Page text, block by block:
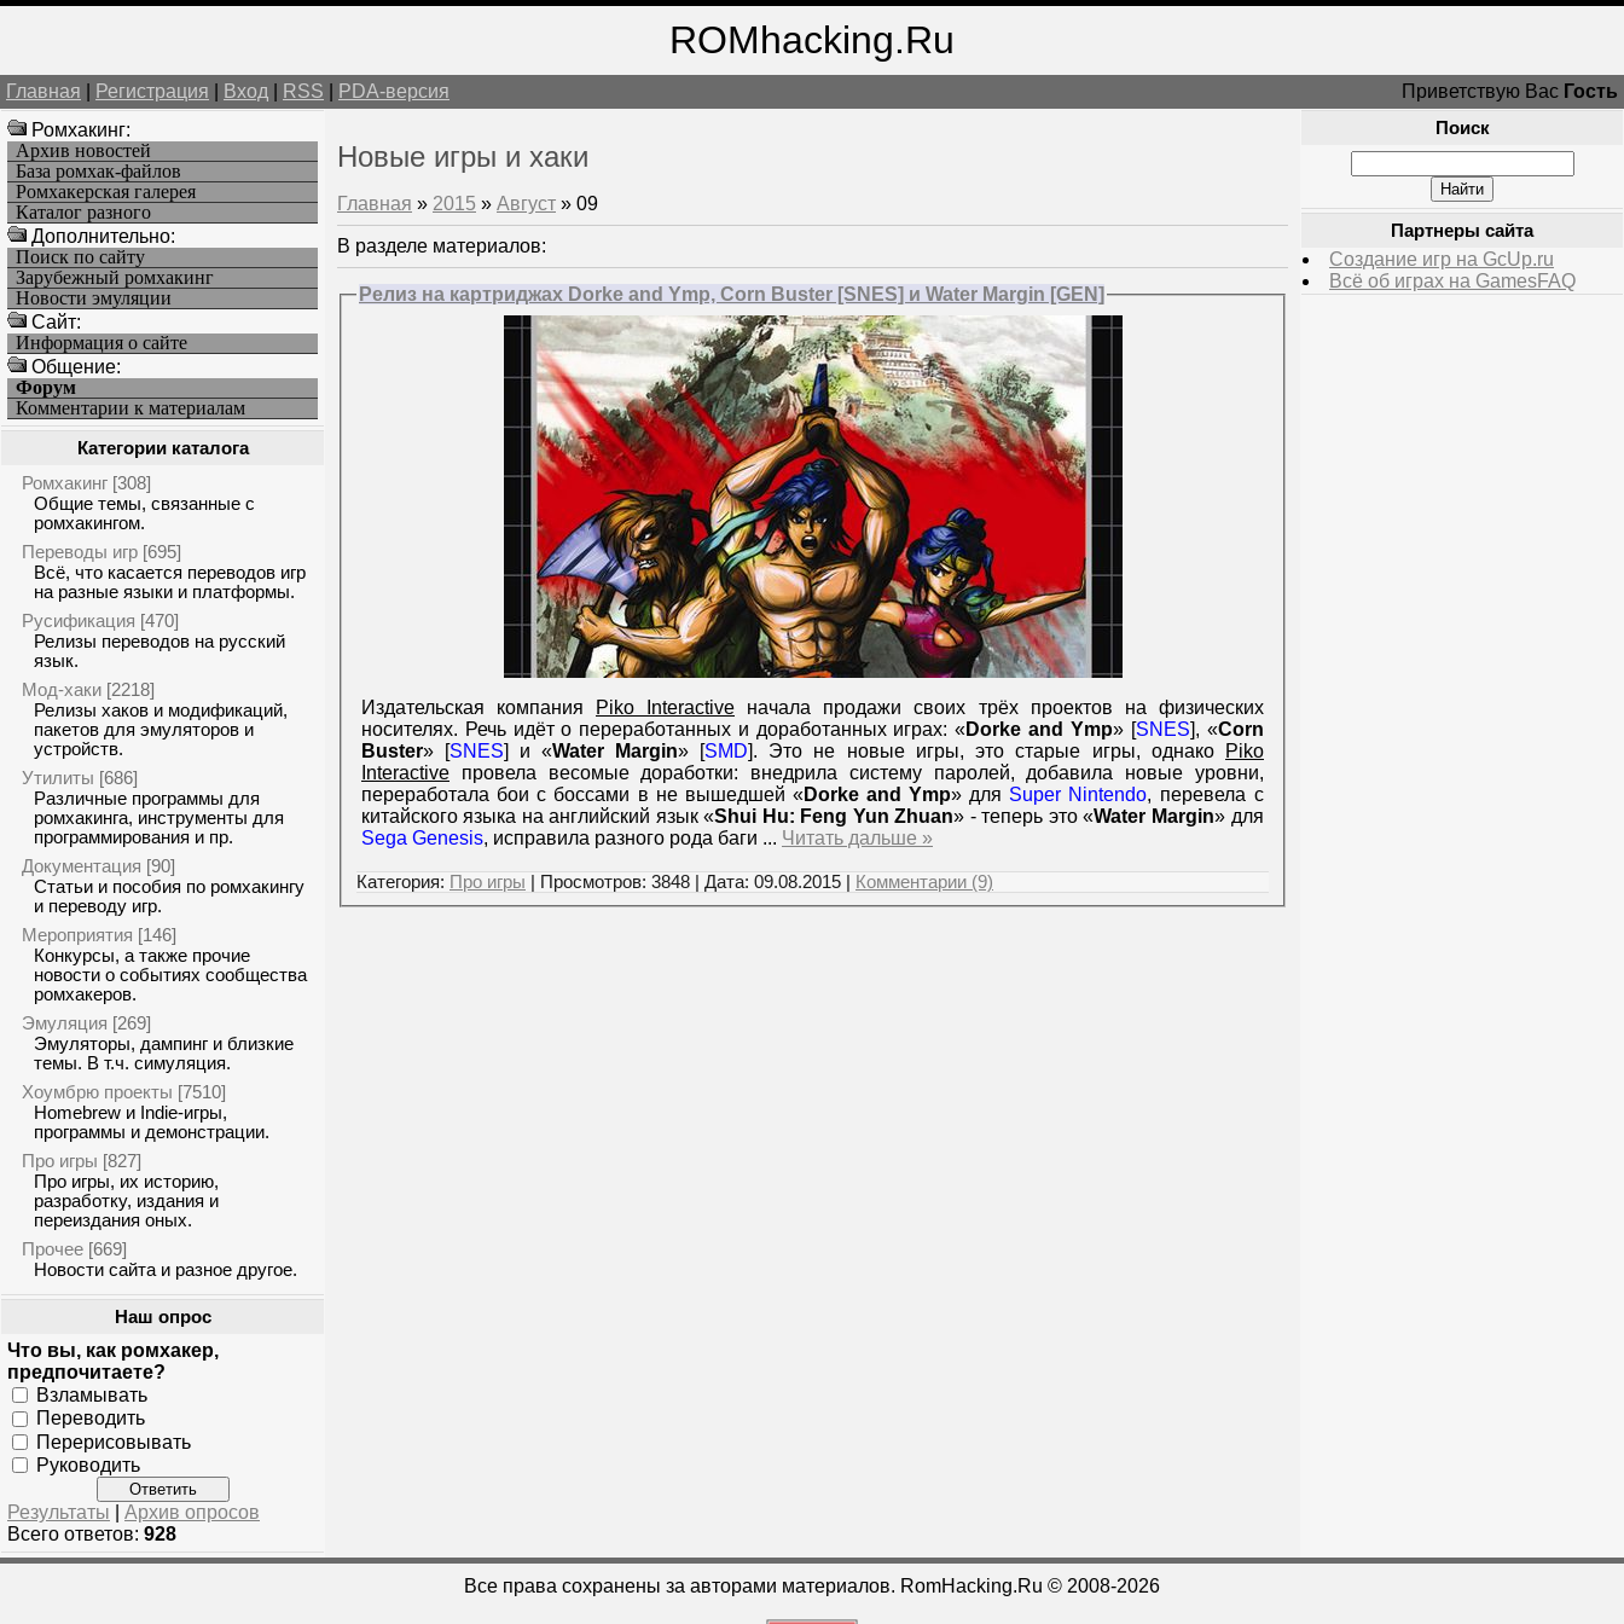
ROMhacking.Ru
Главная Регистрация Вход RSS PDA-версия Приветствую Вас Гость
Ромхакинг:
Архив новостей
База ромхак-файлов
Ромхакерская галерея
Каталог разного
Дополнительно:
Поиск по сайту
Зарубежный ромхакинг
Новости эмуляции
Cайт:
Информация о сайте
Общение:
Форум
Комментарии к материалам
Категории каталога
Ромхакинг [308]
Общие темы, связанные с
ромхакингом.
Переводы игр [695]
Всё, что касается переводов игр
на разные языки и платформы.
Русификация [470]
Релизы переводов на русский
язык.
Мод-хаки [2218]
Релизы хаков и модификаций,
пакетов для эмуляторов и
устройств.
Утилиты [686]
Различные программы для
ромхакинга, инструменты для
программирования и пр.
Документация [90]
Статьи и пособия по ромхакингу
и переводу игр.
Мероприятия [146]
Конкурсы, а также прочие
новости о событиях сообщества
ромхакеров.
Эмуляция [269]
Эмуляторы, дампинг и близкие
темы. В т.ч. симуляция.
Хоумбрю проекты [7510]
Homebrew и Indie-игры,
программы и демонстрации.
Про игры [827]
Про игры, их историю,
разработку, издания и
переиздания оных.
Прочее [669]
Новости сайта и разное другое.
Наш опрос
Что вы, как ромхакер,
предпочитаете?
Взламывать
Переводить
Перерисовывать
Руководить
Результаты
Архив опросов
Всего ответов: 928
Новые игры и хаки
Главная » 2015 » Август » 09
В разделе материалов:
Релиз на картриджах Dorke and Ymp, Corn Buster [SNES] и Water Margin [GEN]
Издательская компания Piko Interactive начала продажи своих трёх проектов на физических
носителях. Речь идёт о переработанных и доработанных играх: «Dorke and Ymp» [SNES], «Corn
Buster» [SNES] и «Water Margin» [SMD]. Это не новые игры, это старые игры, однако
Piko
Interactive провела весомые доработки: внедрила систему паролей, добавила новые уровни,
переработала бои с боссами в не вышедшей «Dorke and Ymp» для Super Nintendo, перевела с
китайского языка на английский язык «Shui Hu: Feng Yun Zhuan» - теперь это «Water Margin» для
Sega Genesis, исправила разного рода баги ... Читать дальше »
Категория: Про игры | Просмотров: 3848 | Дата: 09.08.2015 Комментарии (9)
Поиск
Партнеры сайта
Создание игр на GcUp.ru
Всё об играх на GamesFAQ
Все права сохранены за авторами материалов. RomHacking.Ru © 2008-2026